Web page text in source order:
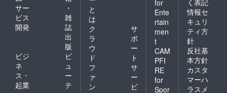
サー
ビス
開発
・
雑
誌
出
版
ビジ
ネ
ス・
起業
ビ
ュ
ー
テ
と
は
ク
ラ
ウ
ド
フ
ァ
ン
サ
ポ
ー
ト
サ
ー
ビ
for
Ente
rtain
men
t
CAM
PFI
RE
for
Spor
く表記
情報セ
キュリ
ティ方
針
反社基
本方針
カスタ
マーハ
ラスメ